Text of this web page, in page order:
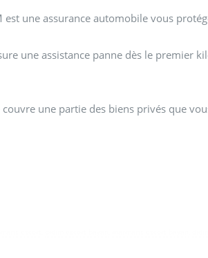
est une assurance automobile vous
une assistance panne dès le premier
couvre une partie des biens privés que